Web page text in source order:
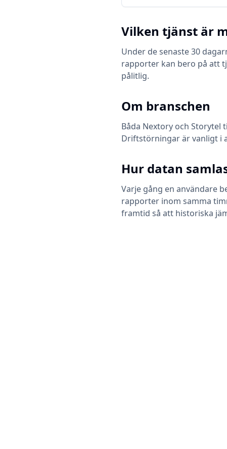
Vilken tjänst är
Under de senaste 30
rapporter kan bero på att
pålitlig.
Om branschen
Båda Nextory och Storytel
Driftstörningar är vanligt i
Hur datan
Varje gång en användare
rapporter inom samma
framtid så att historiska